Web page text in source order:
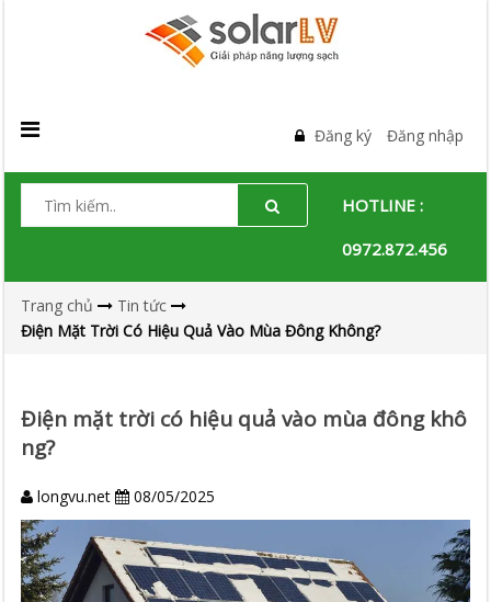
Đăng ký Đăng nhập
HOTLINE :
0972.872.456
Trang chủ
Tin tức
Điện Mặt Trời Có Hiệu Quả Vào Mùa Đông Không?
Điện mặt trời có hiệu quả vào mùa đông khô
ng?
longvu.net 08/05/2025